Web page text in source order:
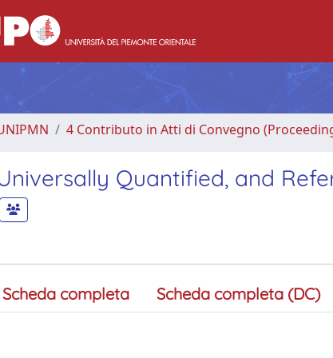
4 Contributo in Atti di Convegno
Quantified, and
Scheda completa Scheda completa (DC)